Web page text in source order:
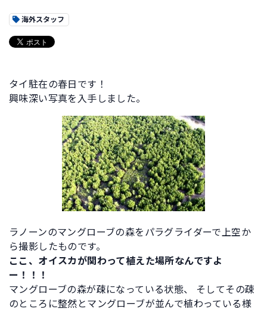
海外スタッフ
タイ駐在の春日です！
興味深い写真を入手しました。
ラノーンのマングローブの森をパラグライダーで上空か
ら撮影したものです。
ここ、オイスカが関わって植えた場所なんですよ
ー！！！
マングローブの森が疎になっている状態、 そしてその疎
のところに整然とマングローブが並んで植わっている様